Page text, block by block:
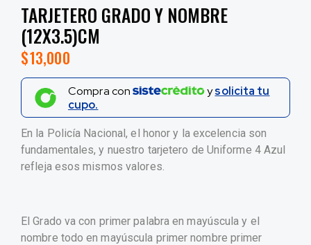
TARJETERO GRADO Y NOMBRE
(12X3.5)CM
$13,000
Compra con ysolicita tu
cupo.
En la Policía Nacional, el honor y la excelencia son
fundamentales, y nuestro tarjetero de Uniforme 4 Azul
refleja esos mismos valores.
El Grado va con primer palabra en mayúscula y el
nombre todo en mayúscula primer nombre primer